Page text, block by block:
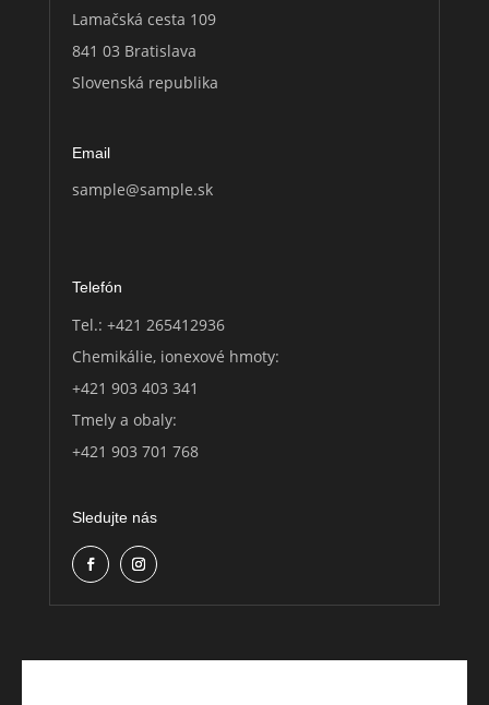
Lamačská cesta 109
841 03 Bratislava
Slovenská republika
Email
sample@sample.sk
Telefón
Tel.: +421 265412936
Chemikálie, ionexové hmoty:
+421 903 403 341
Tmely a obaly:
+421 903 701 768
Sledujte nás